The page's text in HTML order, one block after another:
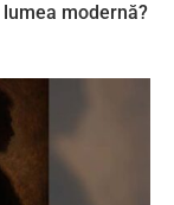
modernă?